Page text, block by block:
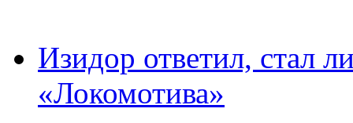
Изидор ответил, стал
«Локомотива»